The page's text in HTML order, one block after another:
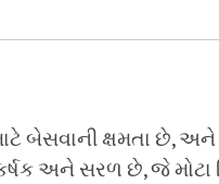
ક્ષમતા છે, અને
અને સરળ છે, જે મોટા